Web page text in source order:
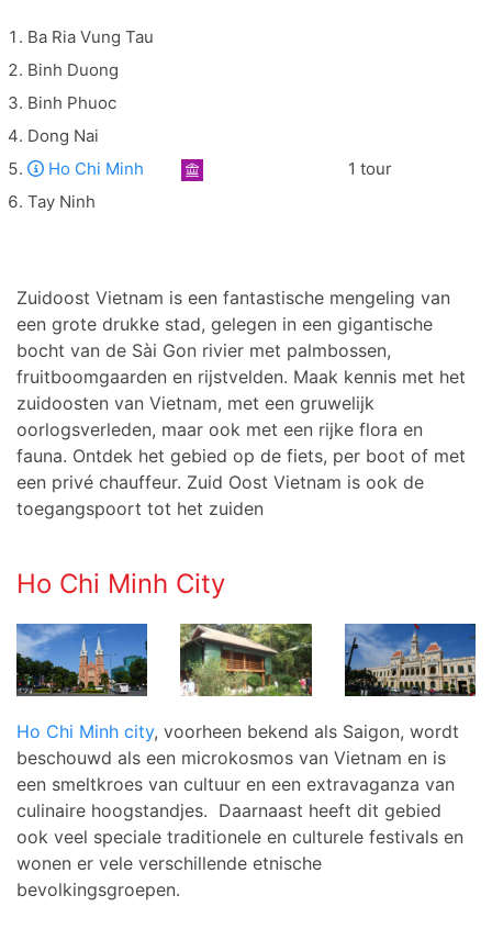
Ba Ria Vung Tau
Binh Duong
Binh Phuoc
Dong Nai
Ho Chi Minh
1 tour
Tay Ninh
Zuidoost Vietnam is een fantastische mengeling van
een grote drukke stad, gelegen in een gigantische
bocht van de Sài Gon rivier met palmbossen,
fruitboomgaarden en rijstvelden. Maak kennis met het
zuidoosten van Vietnam, met een gruwelijk
oorlogsverleden, maar ook met een rijke flora en
fauna. Ontdek het gebied op de fiets, per boot of met
een privé chauffeur. Zuid Oost Vietnam is ook de
toegangspoort tot het zuiden
Ho Chi Minh City
Ho Chi Minh city, voorheen bekend als Saigon, wordt
beschouwd als een microkosmos van Vietnam en is
een smeltkroes van cultuur en een extravaganza van
culinaire hoogstandjes. Daarnaast heeft dit gebied
ook veel speciale traditionele en culturele festivals en
wonen er vele verschillende etnische
bevolkingsgroepen.